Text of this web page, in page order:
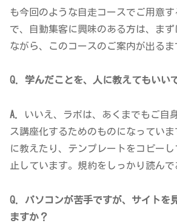
も今回のような自走コースでご用意
で、自動集客に興味のある方は、ま
ながら、このコースのご案内が出るま
Q. 学んだことを、人に教えてもいい
A.
いいえ、ラボは、あくまでもご自
ス講座化するためのものになってい
に教えたり、テンプレートをコピー
止しています。規約をしっかり読んで
Q. パソコンが苦手ですが、サイトを
ますか？